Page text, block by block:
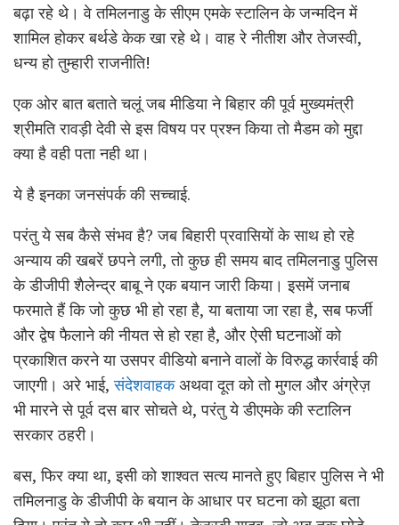
बढ़ा रहे थे। वे तमिलनाडु के सीएम एमके स्टालिन के जन्मदिन में
शामिल होकर बर्थडे केक खा रहे थे। वाह रे नीतीश और तेजस्वी,
धन्य हो तुम्हारी राजनीति!
एक ओर बात बताते चलूं जब मीडिया ने बिहार की पूर्व मुख्यमंत्री
श्रीमति रावड़ी देवी से इस विषय पर प्रश्न किया तो मैडम को मुद्दा
क्या है वही पता नही था।
ये है इनका जनसंपर्क की सच्चाई.
परंतु ये सब कैसे संभव है? जब बिहारी प्रवासियों के साथ हो रहे
अन्याय की खबरें छपने लगी, तो कुछ ही समय बाद तमिलनाडु पुलिस
के डीजीपी शैलेन्द्र बाबू ने एक बयान जारी किया। इसमें जनाब
फरमाते हैं कि जो कुछ भी हो रहा है, या बताया जा रहा है, सब फर्जी
और द्वेष फैलाने की नीयत से हो रहा है, और ऐसी घटनाओं को
प्रकाशित करने या उसपर वीडियो बनाने वालों के विरुद्ध कार्रवाई की
जाएगी। अरे भाई,संदेशवाहकअथवा दूत को तो मुगल और अंग्रेज़
भी मारने से पूर्व दस बार सोचते थे, परंतु ये डीएमके की स्टालिन
सरकार ठहरी।
बस, फिर क्या था, इसी को शाश्वत सत्य मानते हुए बिहार पुलिस ने भी
तमिलनाडु के डीजीपी के बयान के आधार पर घटना को झूठा बता